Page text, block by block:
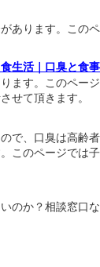
あります。この
生活｜口臭と食事
ます。このペー
せて頂きます。
で、口臭は高齢
このページでは
のか？相談窓口